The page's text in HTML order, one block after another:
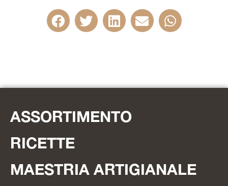
ASSORTIMENTO
RICETTE
MAESTRIA ARTIGIANALE